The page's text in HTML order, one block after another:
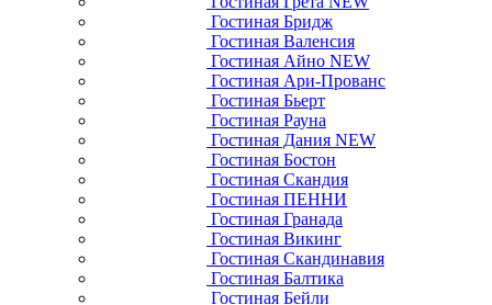
Гостиная Бридж
Гостиная Валенсия
Гостиная Айно NEW
Гостиная Ари-Прованс
Гостиная Бьерт
Гостиная Рауна
Гостиная Дания NEW
Гостиная Бостон
Гостиная Скандия
Гостиная ПЕННИ
Гостиная Гранада
Гостиная Викинг
Гостиная Скандинавия
Гостиная Балтика
Гостиная Бейли